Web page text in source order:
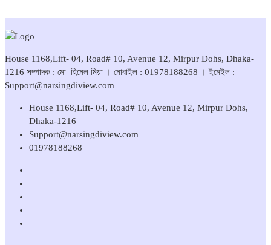
House 1168,Lift- 04, Road# 10, Avenue 12, Mirpur Dohs, Dhaka-
1216 সম্পাদক : মো হিমেল মিয়া । মোবাইল : 01978188268 । ইমেইল :
Support@narsingdiview.com
House 1168,Lift- 04, Road# 10, Avenue 12, Mirpur Dohs,
Dhaka-1216
Support@narsingdiview.com
01978188268